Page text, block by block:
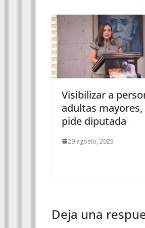
Visibilizar a
adultas mayores,
pide diputada
29 agosto, 2025
Deja una